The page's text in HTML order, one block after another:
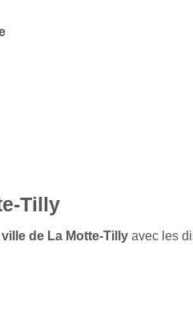
Tilly
de La Motte-Tilly avec les